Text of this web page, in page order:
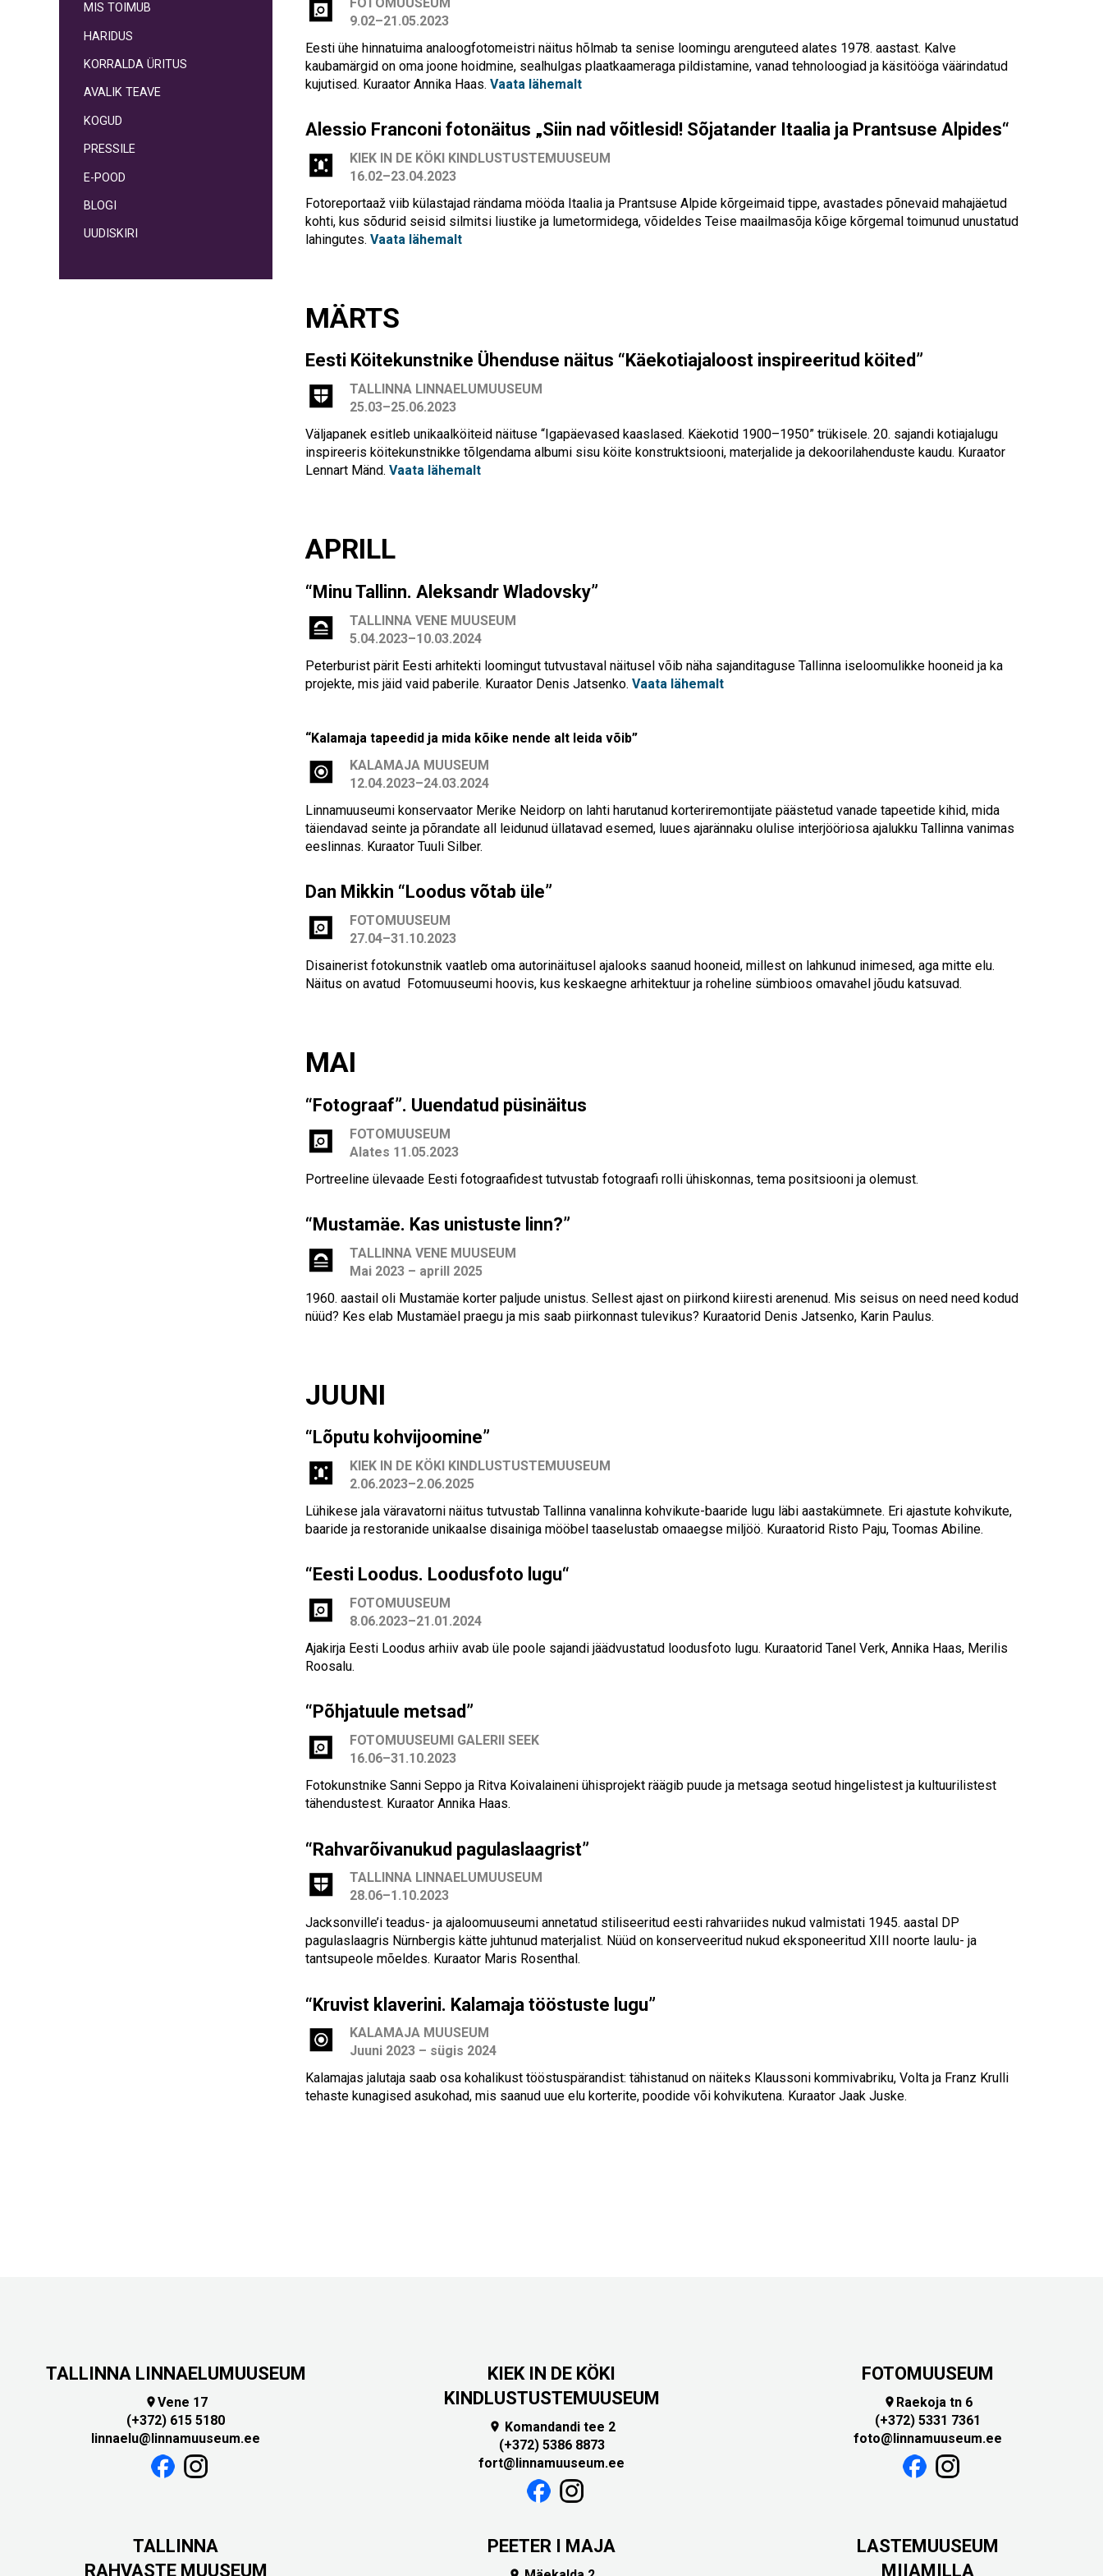
use
swipe
MIS TOIMUB
HARIDUS
KORRALDA ÜRITUS
AVALIK TEAVE
KOGUD
PRESSILE
E-POOD
BLOGI
UUDISKIRI
9.02–21.05.2023
Eesti ühe hinnatuima analoogfotomeistri näitus hõlmab ta senise loomingu arenguteed alates 1978. aastast. Kalve
kaubamärgid on oma joone hoidmine, sealhulgas plaatkaameraga pildistamine, vanad tehnoloogiad ja käsitööga väärindatud
kujutised. Kuraator Annika Haas. Vaata lähemalt
Alessio Franconi fotonäitus „Siin nad võitlesid! Sõjatander Itaalia ja Prantsuse Alpides“
KIEK IN DE KÖKI KINDLUSTUSTEMUUSEUM
16.02–23.04.2023
Fotoreportaaž viib külastajad rändama mööda Itaalia ja Prantsuse Alpide kõrgeimaid tippe, avastades põnevaid mahajäetud
kohti, kus sõdurid seisid silmitsi liustike ja lumetormidega, võideldes Teise maailmasõja kõige kõrgemal toimunud unustatud
lahingutes. Vaata lähemalt
MÄRTS
Eesti Köitekunstnike Ühenduse näitus “Käekotiajaloost inspireeritud köited”
TALLINNA LINNAELUMUUSEUM
25.03–25.06.2023
Väljapanek esitleb unikaalköiteid näituse “Igapäevased kaaslased. Käekotid 1900–1950” trükisele. 20. sajandi kotiajalugu
inspireeris köitekunstnikke tõlgendama albumi sisu köite konstruktsiooni, materjalide ja dekoorilahenduste kaudu. Kuraator
Lennart Mänd. Vaata lähemalt
APRILL
“Minu Tallinn. Aleksandr Wladovsky”
TALLINNA VENE MUUSEUM
5.04.2023–10.03.2024
Peterburist pärit Eesti arhitekti loomingut tutvustaval näitusel võib näha sajanditaguse Tallinna iseloomulikke hooneid ja ka
projekte, mis jäid vaid paberile. Kuraator Denis Jatsenko. Vaata lähemalt
“Kalamaja tapeedid ja mida kõike nende alt leida võib”
KALAMAJA MUUSEUM
12.04.2023–24.03.2024
Linnamuuseumi konservaator Merike Neidorp on lahti harutanud korteriremontijate päästetud vanade tapeetide kihid, mida
täiendavad seinte ja põrandate all leidunud üllatavad esemed, luues ajarännaku olulise interjööriosa ajalukku Tallinna vanimas
eeslinnas. Kuraator Tuuli Silber.
Dan Mikkin “Loodus võtab üle”
FOTOMUUSEUM
27.04–31.10.2023
Disainerist fotokunstnik vaatleb oma autorinäitusel ajalooks saanud hooneid, millest on lahkunud inimesed, aga mitte elu.
Näitus on avatud Fotomuuseumi hoovis, kus keskaegne arhitektuur ja roheline sümbioos omavahel jõudu katsuvad.
MAI
“Fotograaf”. Uuendatud püsinäitus
FOTOMUUSEUM
Alates 11.05.2023
Portreeline ülevaade Eesti fotograafidest tutvustab fotograafi rolli ühiskonnas, tema positsiooni ja olemust.
“Mustamäe. Kas unistuste linn?”
TALLINNA VENE MUUSEUM
Mai 2023 – aprill 2025
1960. aastail oli Mustamäe korter paljude unistus. Sellest ajast on piirkond kiiresti arenenud. Mis seisus on need need kodud
nüüd? Kes elab Mustamäel praegu ja mis saab piirkonnast tulevikus? Kuraatorid Denis Jatsenko, Karin Paulus.
JUUNI
“Lõputu kohvijoomine”
KIEK IN DE KÖKI KINDLUSTUSTEMUUSEUM
2.06.2023–2.06.2025
Lühikese jala väravatorni näitus tutvustab Tallinna vanalinna kohvikute-baaride lugu läbi aastakümnete. Eri ajastute kohvikute,
baaride ja restoranide unikaalse disainiga mööbel taaselustab omaaegse miljöö. Kuraatorid Risto Paju, Toomas Abiline.
“Eesti Loodus. Loodusfoto lugu“
FOTOMUUSEUM
8.06.2023–21.01.2024
Ajakirja Eesti Loodus arhiiv avab üle poole sajandi jäädvustatud loodusfoto lugu. Kuraatorid Tanel Verk, Annika Haas, Merilis
Roosalu.
“Põhjatuule metsad”
FOTOMUUSEUMI GALERII SEEK
16.06–31.10.2023
Fotokunstnike Sanni Seppo ja Ritva Koivalaineni ühisprojekt räägib puude ja metsaga seotud hingelistest ja kultuurilistest
tähendustest. Kuraator Annika Haas.
“Rahvarõivanukud pagulaslaagrist”
TALLINNA LINNAELUMUUSEUM
28.06–1.10.2023
Jacksonville’i teadus- ja ajaloomuuseumi annetatud stiliseeritud eesti rahvariides nukud valmistati 1945. aastal DP
pagulaslaagris Nürnbergis kätte juhtunud materjalist. Nüüd on konserveeritud nukud eksponeeritud XIII noorte laulu- ja
tantsupeole mõeldes. Kuraator Maris Rosenthal.
“Kruvist klaverini. Kalamaja tööstuste lugu”
KALAMAJA MUUSEUM
Juuni 2023 – sügis 2024
Kalamajas jalutaja saab osa kohalikust tööstuspärandist: tähistanud on näiteks Klaussoni kommivabriku, Volta ja Franz Krulli
tehaste kunagised asukohad, mis saanud uue elu korterite, poodide või kohvikutena. Kuraator Jaak Juske.
TALLINNA LINNAELUMUUSEUM
Vene 17
(+372) 615 5180
linnaelu@linnamuuseum.ee
KIEK IN DE KÖKI
KINDLUSTUSTEMUUSEUM

Komandandi tee 2
(+372) 5386 8873
fort@linnamuuseum.ee
FOTOMUUSEUM
 Raekoja tn 6
(+372) 5331 7361
foto@linnamuuseum.ee
TALLINNA
RAHVASTE MUUSEUM
PEETER I MAJA
LASTEMUUSEUM
MIIAMILLA